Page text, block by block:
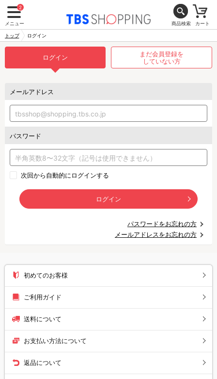
2
メニュー 商品検索 カート
トップ ログイン
ログイン
まだ会員登録を
していない方
メールアドレス
パスワード
次回から自動的にログインする
ログイン
パスワードをお忘れの方
メールアドレスをお忘れの方
初めてのお客様
ご利用ガイド
送料について
お支払い方法について
返品について